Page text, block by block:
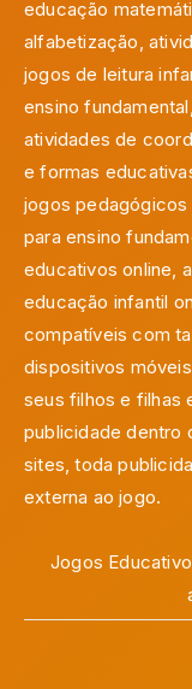
educação
alfabetização,
jogos de leitura
ensino
atividades de
e formas
jogos
para ensino
educativos online,
educação infantil
compatíveis com
dispositivos
seus filhos e filhas
publicidade dentro
sites, toda
externa ao jogo.
Jogos